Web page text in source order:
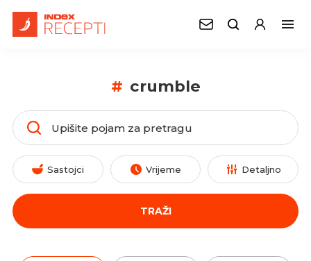
# crumble
Sastojci Vrijeme Detaljno
TRAŽI